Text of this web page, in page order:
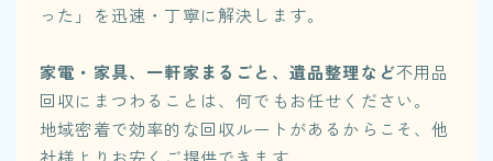
った」を迅速・丁寧に解決します。
家電・家具、一軒家まるごと、遺品整理など不用品
回収にまつわることは、何でもお任せください。
地域密着で効率的な回収ルートがあるからこそ、他